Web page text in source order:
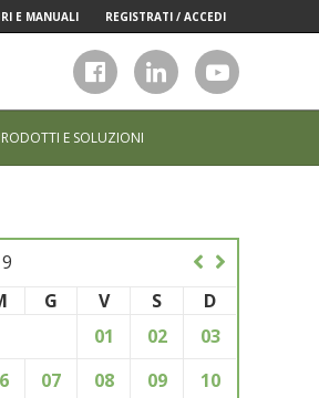
E MANUALI REGISTRATI / ACCEDI
E SOLUZIONI
G V S
D
01
02
03
07 08 09
10